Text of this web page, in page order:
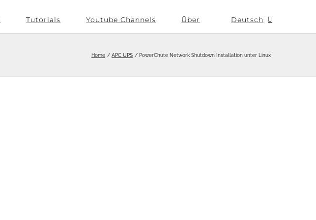
Tutorials Youtube Channels Über Deutsch
Home APC UPS PowerChute Network Shutdown Installation unter Linux